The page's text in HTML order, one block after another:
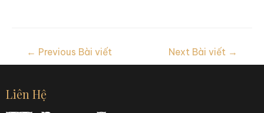
← Previous Bài viết Next Bài viết →
Liên Hệ